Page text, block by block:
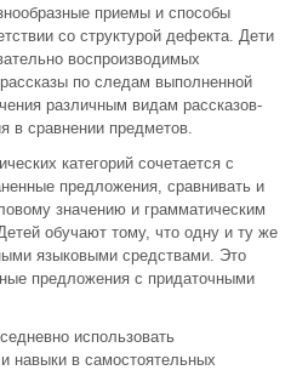
приемы и способы
со структурой дефекта. Дети
воспроизводимых
по следам выполненной
различным видам рассказов-
в сравнении предметов.
категорий сочетается с
предложения, сравнивать и
значению и грамматическим
обучают тому, что одну и ту же
языковыми средствами. Это
предложения с придаточными
использовать
навыки в самостоятельных